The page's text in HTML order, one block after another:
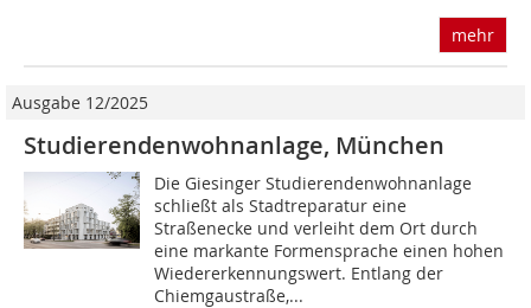
mehr
Ausgabe 12/2025
Studierendenwohnanlage, München
Die Giesinger Studierendenwohnanlage
schließt als Stadtreparatur eine
Straßenecke und verleiht dem Ort durch
eine markante Formensprache einen hohen
Wiedererkennungswert. Entlang der
Chiemgaustraße,...